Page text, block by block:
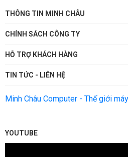
THÔNG TIN MINH CHÂU
CHÍNH SÁCH CÔNG TY
HỖ TRỢ KHÁCH HÀNG
TIN TỨC - LIÊN HỆ
Minh Châu Computer - Thế giới
YOUTUBE